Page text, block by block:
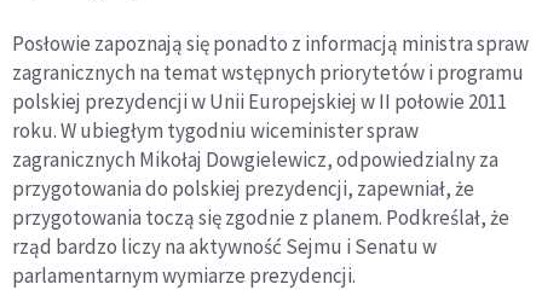
Posłowie zapoznają się ponadto z informacją ministra spraw
zagranicznych na temat wstępnych priorytetów i programu
polskiej prezydencji w Unii Europejskiej w II połowie 2011
roku. W ubiegłym tygodniu wiceminister spraw
zagranicznych Mikołaj Dowgielewicz, odpowiedzialny za
przygotowania do polskiej prezydencji, zapewniał, że
przygotowania toczą się zgodnie z planem. Podkreślał, że
rząd bardzo liczy na aktywność Sejmu i Senatu w
parlamentarnym wymiarze prezydencji.